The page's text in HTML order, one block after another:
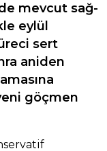
mevcut sağ-
eylül
sert
aniden
göçmen